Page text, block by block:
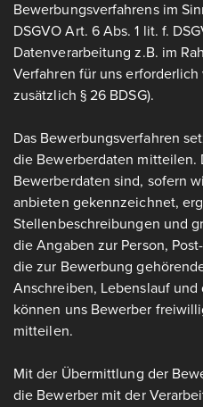
Bewerbungsverfahrens im
DSGVO Art. 6 Abs. 1 lit. f.
Datenverarbeitung z.B. im
Verfahren für uns
zusätzlich § 26 BDSG).
Das Bewerbungsverfahren
die Bewerberdaten mitteilen.
Bewerberdaten sind, sofern
anbieten gekennzeichnet,
Stellenbeschreibungen und
die Angaben zur Person,
die zur Bewerbung
Anschreiben, Lebenslauf und
können uns Bewerber
mitteilen.
Mit der Übermittlung der
die Bewerber mit der